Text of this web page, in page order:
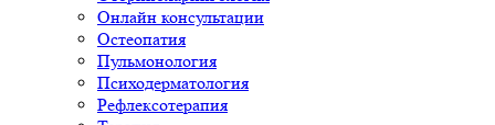
Онлайн консультации
Остеопатия
Пульмонология
Психодерматология
Рефлексотерапия